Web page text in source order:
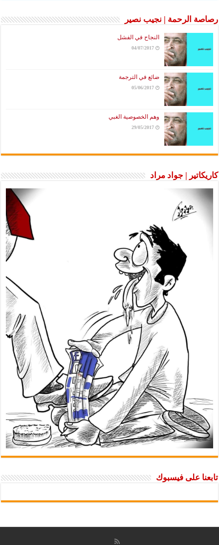
رصاصة الرحمة | نجيب نصير
النجاح في الفشل
04/07/2017
ضائع في الترجمة
05/06/2017
وهم الخصوصية الغبي
29/05/2017
كاريكاتير | جواد مراد
تابعنا على فيسبوك